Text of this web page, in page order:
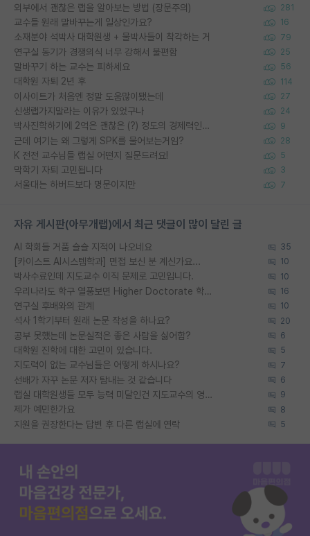
외부에서 괜찮은 랩을 알아보는 방법 (장문주의) 281
교수들 원래 말바꾸는게 일상인가요? 16
소재분야 석박사 대학원생 + 물박사들이 착각하는 거 79
연구실 동기가 경쟁의식 너무 강해서 불편함 25
말바꾸기 하는 교수는 피하세요 56
대학원 자퇴 2년 후 114
이사이트가 처음엔 정말 도움많이됐는데 27
신생랩가지말라는 이유가 있었구나 24
박사진학하기에 2억은 괜찮은 (?) 정도의 경제력인가요 9
근데 여기는 왜 그렇게 SPK를 물어보는거임? 28
K 전전 교수님들 랩실 어떤지 질문드려요! 5
막학기 자퇴 고민됩니다 3
서울대는 하버드보다 명문이지만 7
자유 게시판(아무개랩)에서 최근 댓글이 많이 달린 글
AI 학회들 거품 슬슬 지적이 나오네요 35
[카이스트 AI시스템학과] 면접 보신 분 계신가요... 10
박사수료인데 지도교수 이직 문제로 고민입니다. 10
우리나라도 학구 열풍보면 Higher Doctorate 학위가 필요하다고 봅니다. 16
연구실 후배와의 관계 10
석사 1학기부터 원래 논문 작성을 하나요? 20
공부 못했는데 논문실적은 좋은 사람을 싫어함? 6
대학원 진학에 대한 고민이 있습니다. 5
지도력이 없는 교수님들은 어떻게 하시나요? 7
선배가 자꾸 논문 저자 탐내는 것 같습니다 6
랩실 대학원생들 모두 능력 미달인건 지도교수의 영향 아닌가? 9
제가 예민한가요 8
지원을 권장한다는 답변 후 다른 랩실에 연락 5